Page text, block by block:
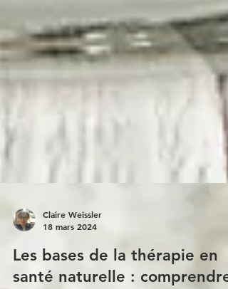
18 mars 2024
Les bases de la thérapie en